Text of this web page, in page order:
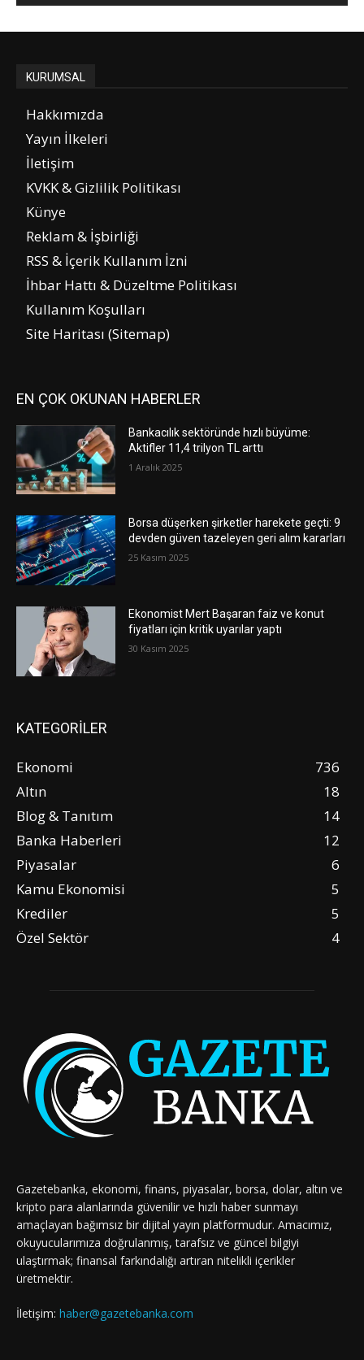
KURUMSAL
Hakkımızda
Yayın İlkeleri
İletişim
KVKK & Gizlilik Politikası
Künye
Reklam & İşbirliği
RSS & İçerik Kullanım İzni
İhbar Hattı & Düzeltme Politikası
Kullanım Koşulları
Site Haritası (Sitemap)
EN ÇOK OKUNAN HABERLER
Bankacılık sektöründe hızlı büyüme:
Aktifler 11,4 trilyon TL arttı
1 Aralık 2025
Borsa düşerken şirketler harekete geçti: 9
devden güven tazeleyen geri alım kararları
25 Kasım 2025
Ekonomist Mert Başaran faiz ve konut
fiyatları için kritik uyarılar yaptı
30 Kasım 2025
KATEGORİLER
Ekonomi
736
Altın
18
Blog & Tanıtım
14
Banka Haberleri
12
Piyasalar
6
Kamu Ekonomisi
5
Krediler
5
Özel Sektör
4
Gazetebanka, ekonomi, finans, piyasalar, borsa, dolar, altın ve
kripto para alanlarında güvenilir ve hızlı haber sunmayı
amaçlayan bağımsız bir dijital yayın platformudur. Amacımız,
okuyucularımıza doğrulanmış, tarafsız ve güncel bilgiyi
ulaştırmak; finansal farkındalığı artıran nitelikli içerikler
üretmektir.
İletişim: haber@gazetebanka.com